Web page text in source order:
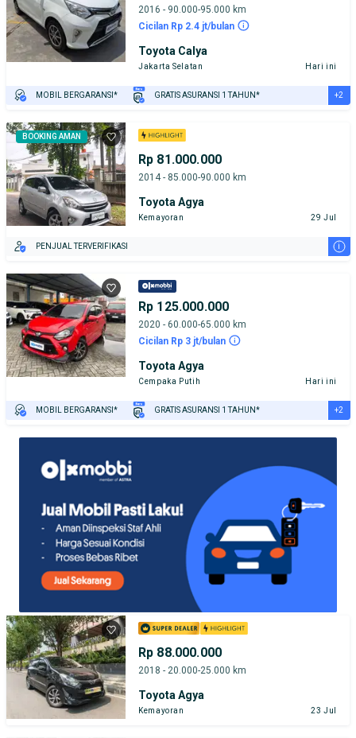
2016 - 90.000-95.000 km
Cicilan Rp 2.4 jt/bulan
Toyota Calya
Jakarta Selatan Hari ini
MOBIL BERGARANSI* GRATIS ASURANSI 1 TAHUN* +2
BOOKING AMAN
Rp 81.000.000
2014 - 85.000-90.000 km
Toyota Agya
Kemayoran 29 Jul
PENJUAL TERVERIFIKASI i
Rp 125.000.000
2020 - 60.000-65.000 km
Cicilan Rp 3 jt/bulan
Toyota Agya
Cempaka Putih Hari ini
MOBIL BERGARANSI* GRATIS ASURANSI 1 TAHUN* +2
Rp 88.000.000
2018 - 20.000-25.000 km
Toyota Agya
Kemayoran 23 Jul